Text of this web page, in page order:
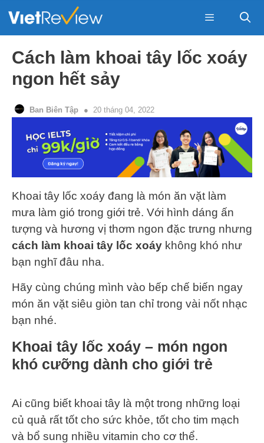
Menu
Cách làm khoai tây lốc xoáy
ngon hết sảy
Ban Biên Tập 20 tháng 04, 2022
Khoai tây lốc xoáy đang là món ăn vặt làm
mưa làm gió trong giới trẻ. Với hình dáng ấn
tượng và hương vị thơm ngon đặc trưng nhưng
cách làm khoai tây lốc xoáy không khó như
bạn nghĩ đâu nha.
Hãy cùng chúng mình vào bếp chế biến ngay
món ăn vặt siêu giòn tan chỉ trong vài nốt nhạc
bạn nhé.
Khoai tây lốc xoáy – món ngon
khó cưỡng dành cho giới trẻ
Ai cũng biết khoai tây là một trong những loại
củ quả rất tốt cho sức khỏe, tốt cho tim mạch
và bổ sung nhiều vitamin cho cơ thể.